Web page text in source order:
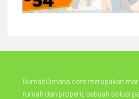
RumahDimana.com merupakan
rumah dan properti, sebuah solusi